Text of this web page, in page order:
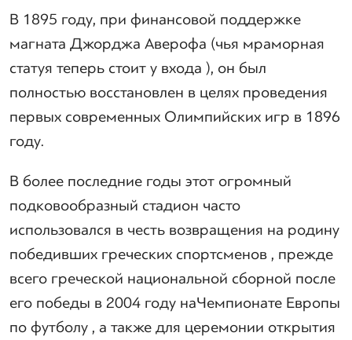
В 1895 году, при финансовой поддержке
магната Джорджа Аверофа (чья мраморная
статуя теперь стоит у входа ), он был
полностью восстановлен в целях проведения
первых современных Олимпийских игр в 1896
году.
В более последние годы этот огромный
подковообразный стадион часто
использовался в честь возвращения на родину
победивших греческих спортсменов , прежде
всего греческой национальной сборной после
его победы в 2004 году на Чемпионате Европы
по футболу , а также для церемонии открытия